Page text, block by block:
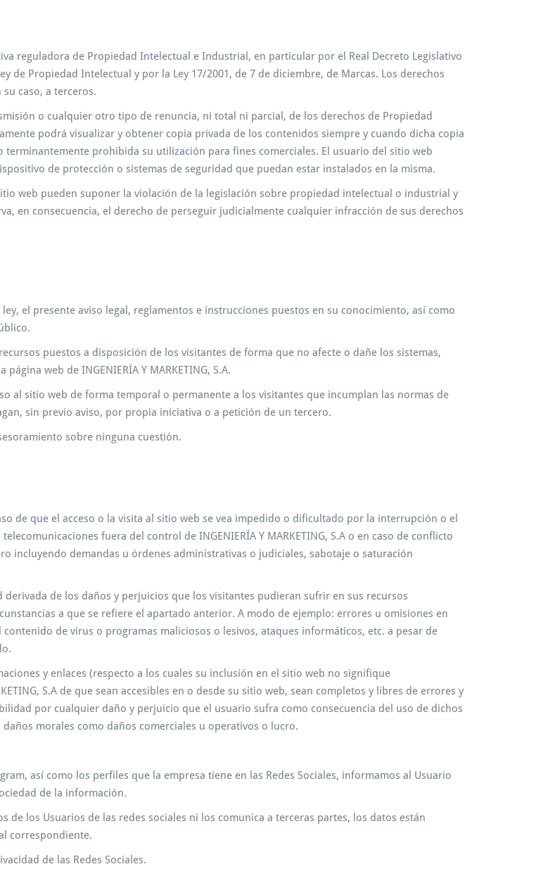
reguladora de Propiedad Intelectual e Industrial, en particular por el Real Decreto Legislativo
de Propiedad Intelectual y por la Ley 17/2001, de 7 de diciembre, de Marcas. Los derechos
su caso, a terceros.
o cualquier otro tipo de renuncia, ni total ni parcial, de los derechos de Propiedad
podrá visualizar y obtener copia privada de los contenidos siempre y cuando dicha copia
prohibida su utilización para fines comerciales. El usuario del sitio web
de protección o sistemas de seguridad que puedan estar instalados en la misma.
web pueden suponer la violación de la legislación sobre propiedad intelectual o industrial y
en consecuencia, el derecho de perseguir judicialmente cualquier infracción de sus derechos
el presente aviso legal, reglamentos e instrucciones puestos en su conocimiento, así como
puestos a disposición de los visitantes de forma que no afecte o dañe los sistemas,
web de INGENIERÍA Y MARKETING, S.A.
al sitio web de forma temporal o permanente a los visitantes que incumplan las normas de
sin previo aviso, por propia iniciativa o a petición de un tercero.
sobre ninguna cuestión.
de que el acceso o la visita al sitio web se vea impedido o dificultado por la interrupción o el
fuera del control de INGENIERÍA Y MARKETING, S.A o en caso de conflicto
incluyendo demandas u órdenes administrativas o judiciales, sabotaje o saturación
derivada de los daños y perjuicios que los visitantes pudieran sufrir en sus recursos
a que se refiere el apartado anterior. A modo de ejemplo: errores u omisiones en
de virus o programas maliciosos o lesivos, ataques informáticos, etc. a pesar de
y enlaces (respecto a los cuales su inclusión en el sitio web no signifique
S.A de que sean accesibles en o desde su sitio web, sean completos y libres de errores y
por cualquier daño y perjuicio que el usuario sufra como consecuencia del uso de dichos
morales como daños comerciales u operativos o lucro.
así como los perfiles que la empresa tiene en las Redes Sociales, informamos al Usuario
de la información.
de los Usuarios de las redes sociales ni los comunica a terceras partes, los datos están
correspondiente.
de las Redes Sociales.